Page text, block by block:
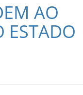
AO
ESTADO